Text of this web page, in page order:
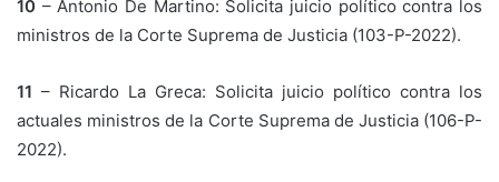
10 – Antonio De Martino: Solicita juicio político contra los
ministros de la Corte Suprema de Justicia (103-P-2022).
11 – Ricardo La Greca: Solicita juicio político contra los
actuales ministros de la Corte Suprema de Justicia (106-P-
2022).